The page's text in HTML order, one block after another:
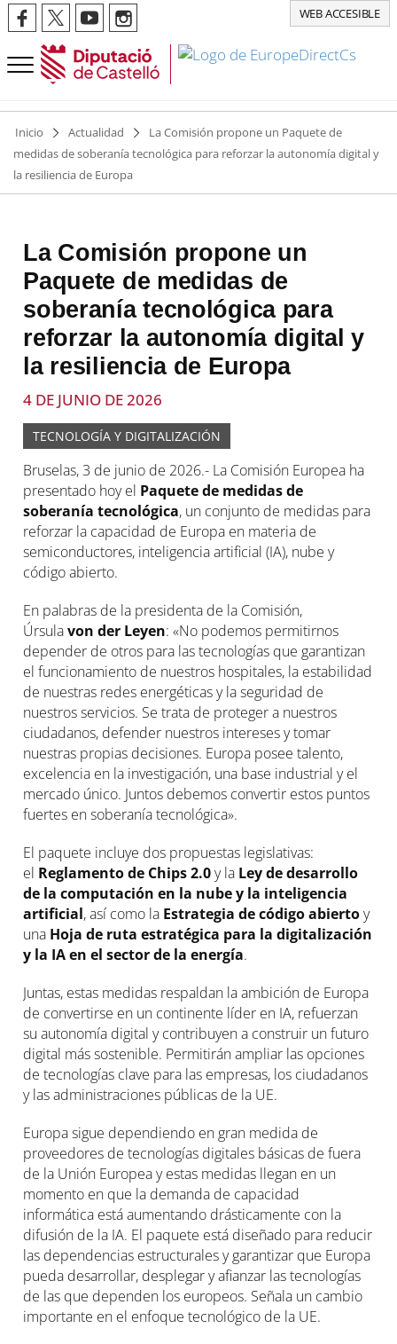
WEB ACCESIBLE
Inicio Actualidad
La Comisión propone un Paquete de
medidas de soberanía tecnológica para reforzar la autonomía digital y
la resiliencia de Europa
La Comisión propone un
Paquete de medidas de
soberanía tecnológica para
reforzar la autonomía digital y
la resiliencia de Europa
4 DE JUNIO DE 2026
TECNOLOGÍA Y DIGITALIZACIÓN
Bruselas, 3 de junio de 2026.- La Comisión Europea ha
presentado hoy el Paquete de medidas de
soberanía tecnológica, un conjunto de medidas para
reforzar la capacidad de Europa en materia de
semiconductores, inteligencia artificial (IA), nube y
código abierto.
En palabras de la presidenta de la Comisión,
Úrsulavon der Leyen: «No podemos permitirnos
depender de otros para las tecnologías que garantizan
el funcionamiento de nuestros hospitales, la estabilidad
de nuestras redes energéticas y la seguridad de
nuestros servicios. Se trata de proteger a nuestros
ciudadanos, defender nuestros intereses y tomar
nuestras propias decisiones. Europa posee talento,
excelencia en la investigación, una base industrial y el
mercado único. Juntos debemos convertir estos puntos
fuertes en soberanía tecnológica».
El paquete incluye dos propuestas legislativas:
el Reglamento de Chips 2.0y la Ley de desarrollo
de la computación en la nube y la inteligencia
artificial, así como la Estrategia de código abiertoy
una Hoja de ruta estratégica para la digitalización
y la IA en el sector de la energía.
Juntas, estas medidas respaldan la ambición de Europa
de convertirse en un continente líder en IA, refuerzan
su autonomía digital y contribuyen a construir un futuro
digital más sostenible. Permitirán ampliar las opciones
de tecnologías clave para las empresas, los ciudadanos
y las administraciones públicas de la UE.
Europa sigue dependiendo en gran medida de
proveedores de tecnologías digitales básicas de fuera
de la Unión Europea y estas medidas llegan en un
momento en que la demanda de capacidad
informática está aumentando drásticamente con la
difusión de la IA. El paquete está diseñado para reducir
las dependencias estructurales y garantizar que Europa
pueda desarrollar, desplegar y afianzar las tecnologías
de las que dependen los europeos. Señala un cambio
importante en el enfoque tecnológico de la UE.